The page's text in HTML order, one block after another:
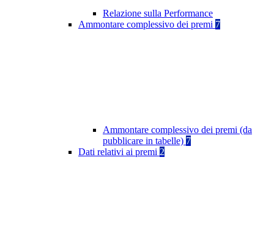
Relazione sulla Performance
Ammontare complessivo dei premi 7
Ammontare complessivo dei premi (da
pubblicare in tabelle) 7
Dati relativi ai premi 2